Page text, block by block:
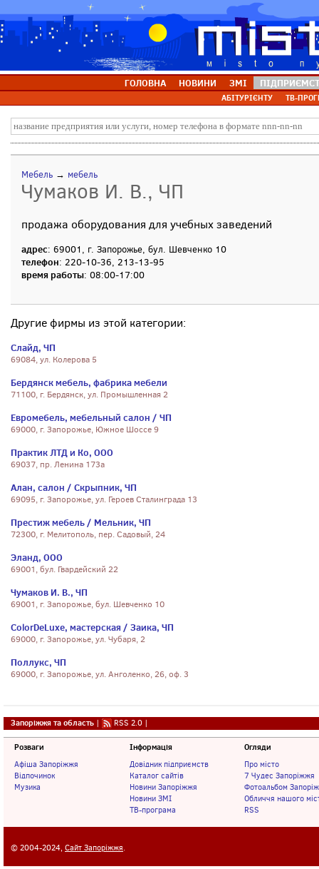
ГОЛОВНА НОВИНИ ЗМІ
АБІТУРІЄНТУ ТВ-
Мебель → мебель
Чумаков И. В., ЧП
продажа оборудования для учебных заведений
адрес: 69001, г. Запорожье, бул. Шевченко 10
телефон: 220-10-36, 213-13-95
время работы: 08:00-17:00
Другие фирмы из этой категории:
Слайд, ЧП
69084, ул. Колерова 5
Бердянск мебель, фабрика мебели
71100, г. Бердянск, ул. Промышленная 2
Евромебель, мебельный салон / ЧП
69000, г. Запорожье, Южное Шоссе 9
Практик ЛТД и Ко, ООО
69037, пр. Ленина 173а
Алан, салон / Скрыпник, ЧП
69095, г. Запорожье, ул. Героев Сталинграда 13
Престиж мебель / Мельник, ЧП
72300, г. Мелитополь, пер. Садовый, 24
Эланд, ООО
69001, бул. Гвардейский 22
Чумаков И. В., ЧП
69001, г. Запорожье, бул. Шевченко 10
ColorDeLuxe, мастерская / Заика, ЧП
69000, г. Запорожье, ул. Чубаря, 2
Поллукс, ЧП
69000, г. Запорожье, ул. Анголенко, 26, оф. 3
Запоріжжя та область | RSS 2.0 |
Розваги
Афіша Запоріжжя
Відпочинок
Музика
Інформація
Довідник підприємств
Каталог сайтів
Новини Запоріжжя
Новини ЗМІ
ТВ-програма
Огляди
Про місто
7 Чудес Запоріжжя
Фотоальбом
Обличчя нашого
RSS
© 2004-2024, Сайт Запоріжжя.